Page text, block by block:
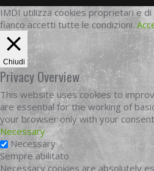
IMDI utilizza cookies proprietari e
fianco accetti tutte le condizioni.
Chiudi
Privacy Overview
This website uses cookies to
are essential for the working of
your browser only with your
Necessary
Necessary
Sempre abilitato
Necessary cookies are absolutely